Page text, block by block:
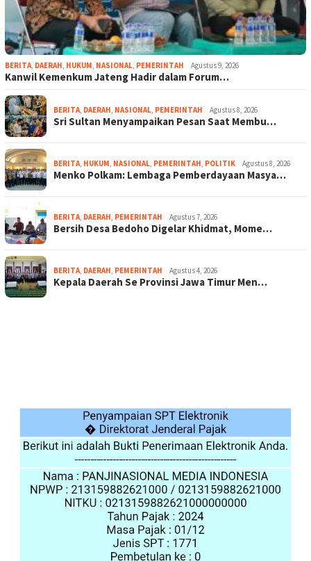
BERITA, DAERAH, HUKUM, NASIONAL, PEMERINTAH Agustus 9, 2026
Kanwil Kemenkum Jateng Hadir dalam Forum…
BERITA, DAERAH, NASIONAL, PEMERINTAH Agustus 8, 2026
Sri Sultan Menyampaikan Pesan Saat Membu…
BERITA, HUKUM, NASIONAL, PEMERINTAH, POLITIK Agustus 8, 2026
Menko Polkam: Lembaga Pemberdayaan Masya…
BERITA, DAERAH, PEMERINTAH Agustus 7, 2026
Bersih Desa Bedoho Digelar Khidmat, Mome…
BERITA, DAERAH, PEMERINTAH Agustus 4, 2026
Kepala Daerah Se Provinsi Jawa Timur Men…